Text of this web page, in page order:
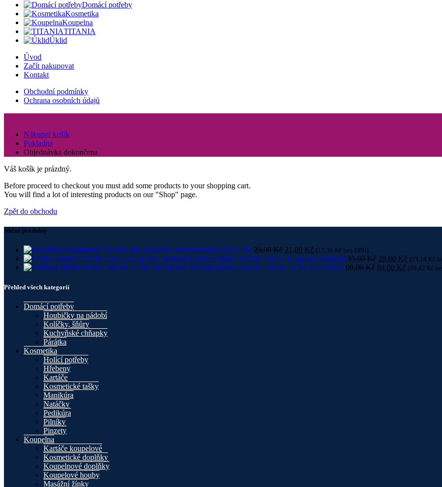
Domácí potřeby
Kosmetika
Koupelna
TITANIA
Úklid
Úvod
Začít nakupovat
Kontakt
Obchodní podmínky
Ochrana osobních údajů
Nákupní košík
Pokladna
Objednávka dokončena
Váš košík je prázdný.
Before proceed to checkout you must add some products to your shopping cart.
You will find a lot of interesting products on our "Shop" page.
Zpět do obchodu
Akční produkty
Houbička melaminová NANO 4ks 29,00Kč 21,00 Kč (17,36 Kč bez DPH)
Utěrka viskóza VZOR 35x35, 125g 3ks - netkaná 35,00Kč 28,00 Kč (23,14 Kč
Švédská utěrka SONIC 30x30, 7+1ks ZDARMA 99,00Kč 84,00 Kč (69,42 Kč
Přehled všech kategorií
Domácí potřeby
Houbičky na nádobí
Kolíčky, šňůry
Kuchyňské chňapky
Párátka
Kosmetika
Holící potřeby
Hřebeny
Kartáče
Kosmetické tašky
Manikúra
Natáčky
Pedikúra
Pilníky
Pinzety
Koupelna
Kartáče koupelové
Kosmetické doplňky
Koupelnové doplňky
Koupelové houby
Masážní žínky